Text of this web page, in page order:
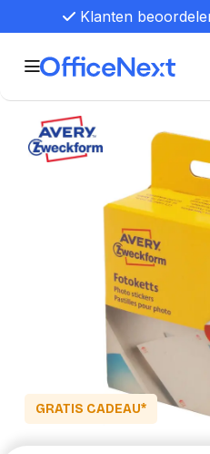
Klanten
GRATIS CADEAU*